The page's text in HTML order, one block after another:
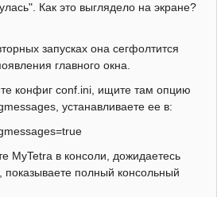
Как это выглядело на экране?
запусках она сегфолтится
главного окна.
конфиг conf.ini, ищите там опцию
устанавливаете ее в:
MyTetra в консоли, дожидаетесь
показываете полный консольный